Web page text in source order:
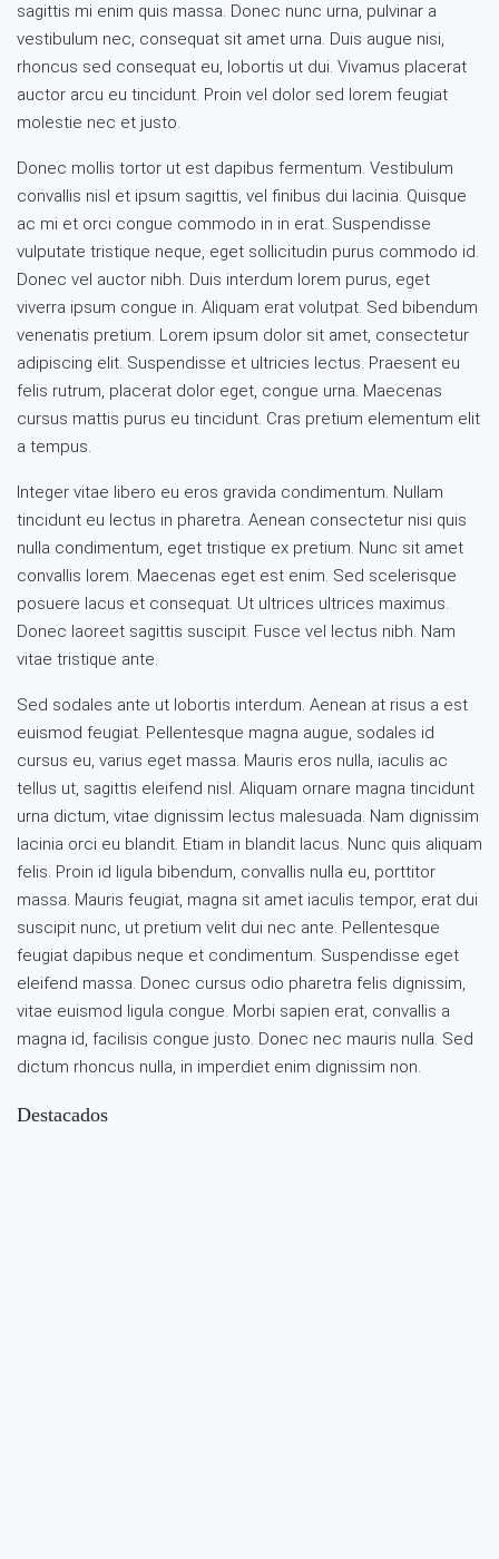
sagittis mi enim quis massa. Donec nunc urna, pulvinar a
vestibulum nec, consequat sit amet urna. Duis augue nisi,
rhoncus sed consequat eu, lobortis ut dui. Vivamus placerat
auctor arcu eu tincidunt. Proin vel dolor sed lorem feugiat
molestie nec et justo.
Donec mollis tortor ut est dapibus fermentum. Vestibulum
convallis nisl et ipsum sagittis, vel finibus dui lacinia. Quisque
ac mi et orci congue commodo in in erat. Suspendisse
vulputate tristique neque, eget sollicitudin purus commodo id.
Donec vel auctor nibh. Duis interdum lorem purus, eget
viverra ipsum congue in. Aliquam erat volutpat. Sed bibendum
venenatis pretium. Lorem ipsum dolor sit amet, consectetur
adipiscing elit. Suspendisse et ultricies lectus. Praesent eu
felis rutrum, placerat dolor eget, congue urna. Maecenas
cursus mattis purus eu tincidunt. Cras pretium elementum elit
a tempus.
Integer vitae libero eu eros gravida condimentum. Nullam
tincidunt eu lectus in pharetra. Aenean consectetur nisi quis
nulla condimentum, eget tristique ex pretium. Nunc sit amet
convallis lorem. Maecenas eget est enim. Sed scelerisque
posuere lacus et consequat. Ut ultrices ultrices maximus.
Donec laoreet sagittis suscipit. Fusce vel lectus nibh. Nam
vitae tristique ante.
Sed sodales ante ut lobortis interdum. Aenean at risus a est
euismod feugiat. Pellentesque magna augue, sodales id
cursus eu, varius eget massa. Mauris eros nulla, iaculis ac
tellus ut, sagittis eleifend nisl. Aliquam ornare magna tincidunt
urna dictum, vitae dignissim lectus malesuada. Nam dignissim
lacinia orci eu blandit. Etiam in blandit lacus. Nunc quis aliquam
felis. Proin id ligula bibendum, convallis nulla eu, porttitor
massa. Mauris feugiat, magna sit amet iaculis tempor, erat dui
suscipit nunc, ut pretium velit dui nec ante. Pellentesque
feugiat dapibus neque et condimentum. Suspendisse eget
eleifend massa. Donec cursus odio pharetra felis dignissim,
vitae euismod ligula congue. Morbi sapien erat, convallis a
magna id, facilisis congue justo. Donec nec mauris nulla. Sed
dictum rhoncus nulla, in imperdiet enim dignissim non.
Destacados